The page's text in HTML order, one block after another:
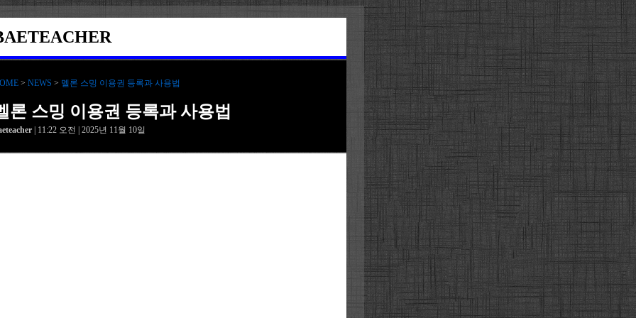
> NEWS > 멜론 스밍 이용권 등록과 사용법
론 스밍 이용권 등록과 사용법
| 11:22 오전 | 2025년 11월 10일